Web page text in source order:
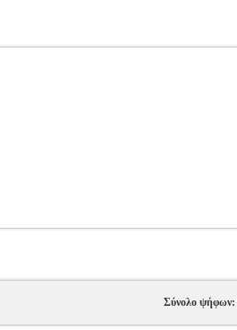
Σύνολο ψήφων: